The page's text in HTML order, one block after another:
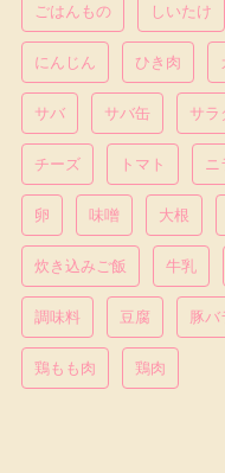
ごはんもの しいたけ
にんじん ひき肉
サバ サバ缶 サラ
チーズ トマト ニ
卵 味噌 大根
炊き込みご飯 牛乳
調味料 豆腐 豚バ
鶏もも肉 鶏肉